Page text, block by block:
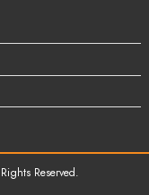
Reserved.